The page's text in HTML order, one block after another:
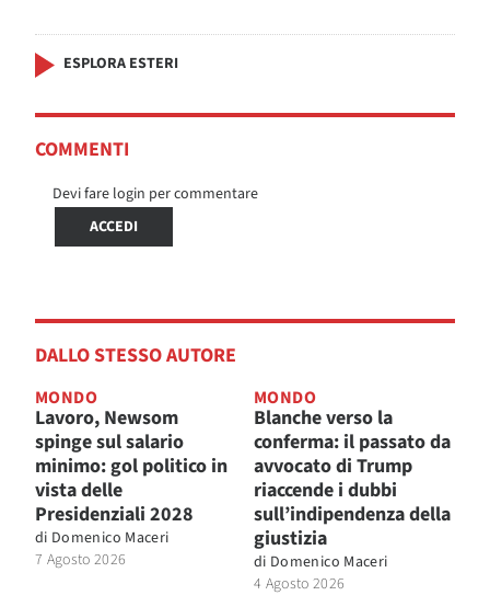
ESPLORA ESTERI
COMMENTI
Devi fare login per commentare
ACCEDI
DALLO STESSO AUTORE
MONDO
Lavoro, Newsom
spinge sul salario
minimo: gol politico in
vista delle
Presidenziali 2028
di Domenico Maceri
7 Agosto 2026
MONDO
Blanche verso la
conferma: il passato da
avvocato di Trump
riaccende i dubbi
sull’indipendenza della
giustizia
di Domenico Maceri
4 Agosto 2026